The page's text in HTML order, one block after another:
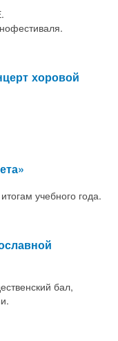
хоровой
учебного года.
бал,